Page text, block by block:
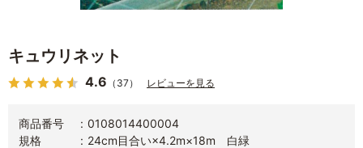
キュウリネット
4.6 （37） レビューを見る
商品番号
0108014400004
規格
24cm目合い×4.2m×18m 白緑